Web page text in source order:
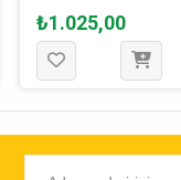
Peluş Kaplan
Köpek Oyuncağı
XL - 100 Cm
₺1.025,00